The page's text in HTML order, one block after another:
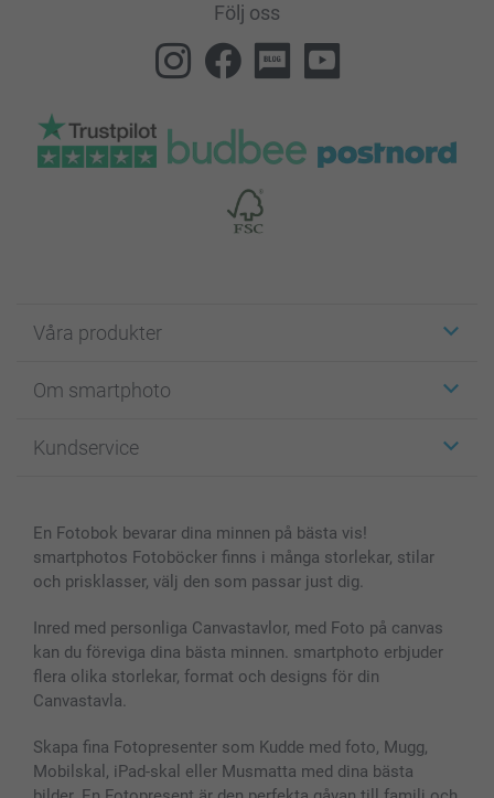
Följ oss
Våra produkter
Fotokort
Fotoböcker
Skal till Mobil & Surfplatta
MyNameBook
Fotoramar & Tillbehör
Presentkort
Alla fotoprodukter
Om smartphoto
För affiliates
Sitemap
Villkor och garantier
Kundservice
smartbonus
Priser & betalning
En Fotobok bevarar dina minnen på bästa vis!
smartphotos Fotoböcker finns i många storlekar, stilar
och prisklasser, välj den som passar just dig.
Inred med personliga Canvastavlor, med Foto på canvas
kan du föreviga dina bästa minnen. smartphoto erbjuder
flera olika storlekar, format och designs för din
Canvastavla.
Skapa fina Fotopresenter som Kudde med foto, Mugg,
Mobilskal, iPad-skal eller Musmatta med dina bästa